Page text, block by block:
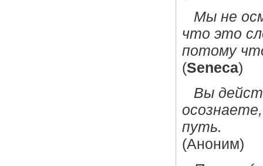
Мы не
что это
потому
(Seneca)
Вы
путь.
(Аноним)